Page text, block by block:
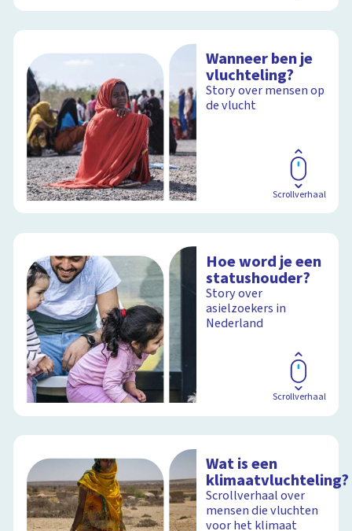
Wanneer ben je
vluchteling?
Story over mensen op
de vlucht
Scrollverhaal
Hoe word je een
statushouder?
Story over
asielzoekers in
Nederland
Scrollverhaal
Wat is een
klimaatvluchteling?
Scrollverhaal over
mensen die vluchten
voor het klimaat